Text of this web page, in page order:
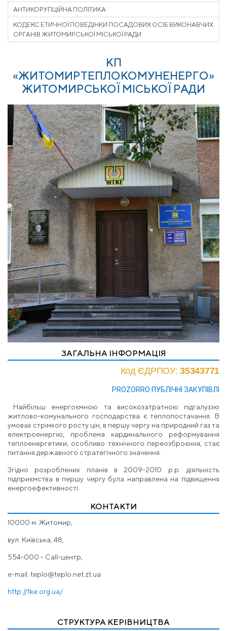
КП
«ЖИТОМИРТЕПЛОКОМУНЕНЕРГО»
ЖИТОМИРСЬКОЇ МІСЬКОЇ РАДИ
ЗАГАЛЬНА ІНФОРМАЦІЯ
Код ЄДРПОУ: 35343771
PROZORRO ПУБЛІЧНІ ЗАКУПІВЛІ
Найбільш енергоємною та високозатратною підгалуззю
житлово-комунального господарства є теплопостачання. В
умовах стрімкого росту цін, в першу чергу на природний газ та
електроенергію, проблема кардинального реформування
теплоенергетики, особливо технічного переозброєння, стає
питання державного стратегічного значення.
Згідно розроблених планів в 2009-2010 р.р. діяльність
підприємства в першу чергу була направлена на підвищення
енергоефективності.
КОНТАКТИ
10000 м. Житомир,
вул. Київська, 48,
554-000 - Call-центр,
e-mail: teplo@teplo.net.zt.ua
http://tke.org.ua/
СТРУКТУРА КЕРІВНИЦТВА
АНТИКОРУПЦІЙНА ПОЛІТИКА
КОДЕКС ЕТИЧНОЇ ПОВЕДІНКИ ПОСАДОВИХ ОСІБ ВИКОНАВЧИХ
ОРГАНІВ ЖИТОМИРСЬКОЇ МІСЬКОЇ РАДИ